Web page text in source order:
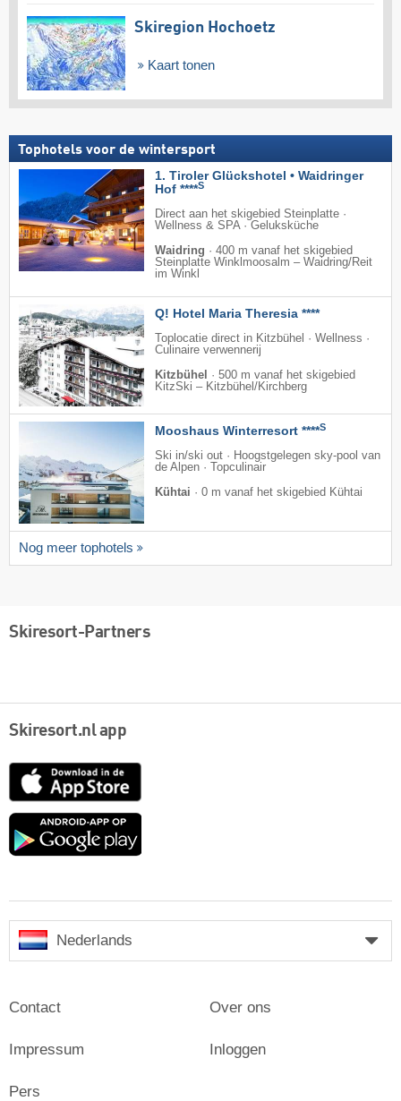
Skiregion Hochoetz
Kaart tonen
Tophotels voor de wintersport
1. Tiroler Glückshotel • Waidringer
Hof ****S
Direct aan het skigebied Steinplatte ·
Wellness & SPA · Geluksküche
Waidring · 400 m vanaf het skigebied
Steinplatte Winklmoosalm – Waidring/​Reit
im Winkl
Q! Hotel Maria Theresia ****
Toplocatie direct in Kitzbühel · Wellness ·
Culinaire verwennerij
Kitzbühel
· 500 m vanaf het skigebied
KitzSki – Kitzbühel/​Kirchberg
Mooshaus Winterresort ****S
Ski in/ski out · Hoogstgelegen sky-pool van
de Alpen · Topculinair
Kühtai · 0 m vanaf het skigebied Kühtai
Nog meer tophotels
Skiresort-Partners
Skiresort.nl app
App
Google
Nederlands
Contact
Impressum
Pers
Over ons
Inloggen